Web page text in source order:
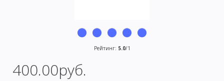
Рейтинг: 5.0/1
400.00руб.